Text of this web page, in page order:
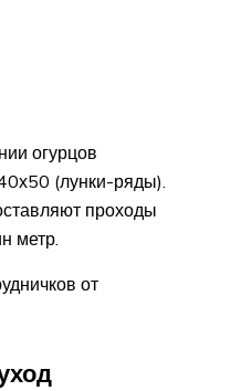
огурцов
(лунки-ряды).
проходы
метр.
от